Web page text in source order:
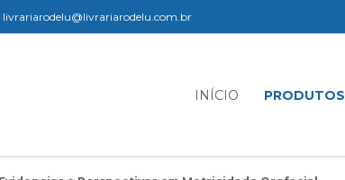
livrariarodelu@livrariarodelu.com.br
INÍCIO PRODUTOS